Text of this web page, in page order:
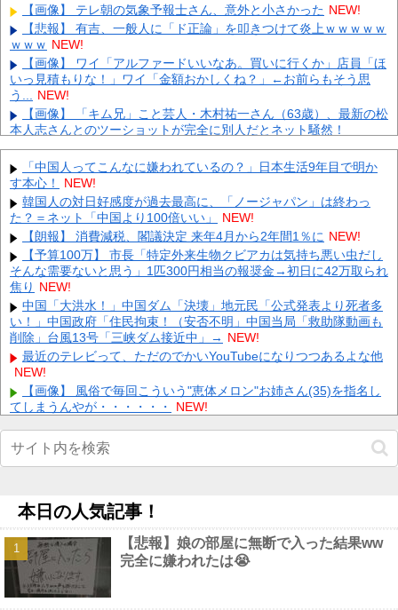
【画像】 テレ朝の気象予報士さん、意外と小さかった NEW!
【悲報】 有吉、一般人に「ド正論」を叩きつけて炎上ｗｗｗｗｗ
ｗｗｗ NEW!
【画像】 ワイ「アルファードいいなあ。買いに行くか」店員「ほ
いっ見積もりな！」ワイ「金額おかしくね？」←お前らもそう思
う... NEW!
【画像】 「キム兄」こと芸人・木村祐一さん（63歳）、最新の松
本人志さんとのツーショットが完全に別人だとネット騒然！
「... NEW!
【悲報】老舗旅館、湯を半年に1回しか入れ替えず基準値3700倍
のレジオネラ菌増殖…その理由がこれｗｗｗｗ 他
【悲報】残業してた旦那、探偵に尾行されてバレるwwwwww 他
NEW!
【にじさんじ】リゼの登録者100万人記念グッズに折りたたみ傘
『傘で草』『晴れてても雨降りそう』 他 NEW!
【期待】モンスト8月コラボの予想が続々登場ｷﾀ━━━(ﾟ
∀ﾟ)━━━!! 他
【画像】FIFAのゲームパッケージってマジでエムバペばっかなん
だなｗｗ 他 NEW!
【凄すぎる】 力士の嫁に美人が多い理由→「これ」だったｗｗｗ
ｗｗｗｗ NEW!
【悲報】 楽天、ガチで逝くｗｗｗｗｗｗｗｗｗｗｗｗｗｗｗｗｗ
ｗｗｗ NEW!
Powered by livedoor 相互RSS
「中国人ってこんなに嫌われているの？」日本生活9年目で明か
す本心！
NEW!
韓国人の対日好感度が過去最高に、「ノージャパン」は終わっ
た？＝ネット「中国より100倍いい」
NEW!
【朗報】 消費減税、閣議決定 来年4月から2年間1％に NEW!
【予算100万】 市長「特定外来生物クビアカは気持ち悪い虫だし
そんな需要ないと思う」1匹300円相当の報奨金→初日に42万取られ
焦り NEW!
中国「大洪水！」中国ダム「決壊」地元民「公式発表より死者多
い！」中国政府「住民拘束！（安否不明」中国当局「救助隊動画も
削除」台風13号「三峡ダム接近中」→ NEW!
最近のテレビって、ただのでかいYouTubeになりつつあるよな他
NEW!
【画像】 風俗で毎回こういう"恵体メロン"お姉さん(35)を指名し
てしまうんやが・・・・・・
NEW!
い。それやっても自分の価値は上がらない」→各界隈に突き刺さっ
てしまう他
NEW!
【復活】「日本製メモリ」に世界中から注文殺到 米マイクロンが
１兆５０００億円を表明他 NEW!
【画像】 避難所の女がHすぎるｗｗｗｗｗ NEW!
【動画】次期AKB48に加入濃厚な大型美人ルーキーが発見されて
しまうｗｗｗｗｗｗ他
【悲報】高野連「暑熱対策で第2試合は13:30プレイボールや！」
本日の人気記事！
【悲報】娘の部屋に無断で入った結果ww
完全に嫌われたは😭